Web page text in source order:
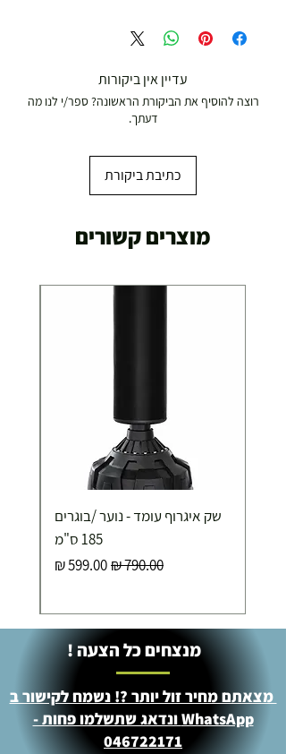
עדיין אין ביקורות
רוצה להוסיף את הביקורת הראשונה? ספר/י לנו מה
דעתך.
כתיבת ביקורת
מוצרים קשורים
שק איגרוף עומד - נוער /בוגרים
185 ס"מ
מחיר רגילמחיר מבצע
מנצחים כל הצעה !
מצאתם מחיר זול יותר ?! נשמח לקישור ב
WhatsApp ונדאג שתשלמו פחות -
046722171